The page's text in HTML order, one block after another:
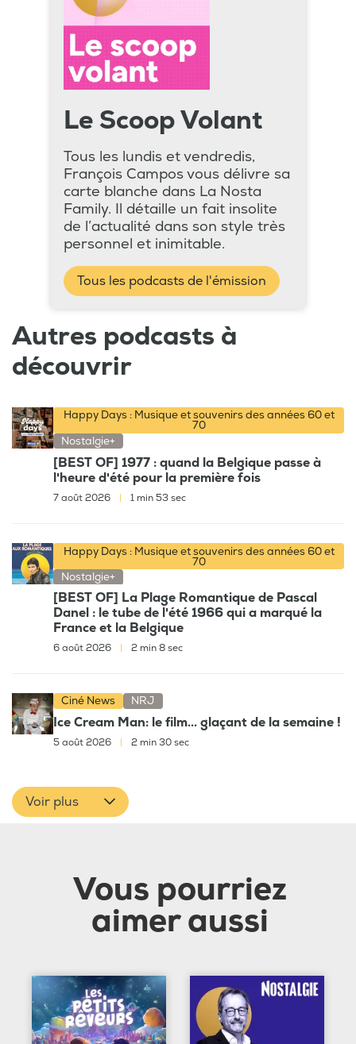
Le Scoop Volant
Tous les lundis et vendredis,
François Campos vous délivre sa
carte blanche dans La Nosta
Family. Il détaille un fait insolite
de l’actualité dans son style très
personnel et inimitable.
Tous les podcasts de l'émission
Autres podcasts à
découvrir
Happy Days : Musique et souvenirs des années 60 et
70
Nostalgie+
[BEST OF] 1977 : quand la Belgique passe à
l'heure d'été pour la première fois
7 août 2026 1 min 53 sec
Happy Days : Musique et souvenirs des années 60 et
70
Nostalgie+
[BEST OF] La Plage Romantique de Pascal
Danel : le tube de l'été 1966 qui a marqué la
France et la Belgique
6 août 2026 2 min 8 sec
Ciné News NRJ
Ice Cream Man: le film... glaçant de la semaine !
5 août 2026 2 min 30 sec
Voir plus
Vous pourriez
aimer aussi